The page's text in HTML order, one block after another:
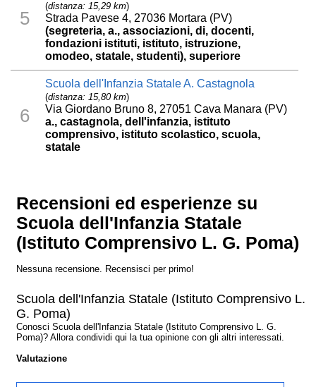
5
(distanza: 15,29 km)
Strada Pavese 4, 27036 Mortara (PV)
(segreteria, a., associazioni, di, docenti,
fondazioni istituti, istituto, istruzione,
omodeo, statale, studenti), superiore
6
Scuola dell'Infanzia Statale A. Castagnola
(distanza: 15,80 km)
Via Giordano Bruno 8, 27051 Cava Manara (PV)
a., castagnola, dell'infanzia, istituto
comprensivo, istituto scolastico, scuola,
statale
Recensioni ed esperienze su
Scuola dell'Infanzia Statale
(Istituto Comprensivo L. G. Poma)
Nessuna recensione. Recensisci per primo!
Scuola dell'Infanzia Statale (Istituto Comprensivo L.
G. Poma)
Conosci Scuola dell'Infanzia Statale (Istituto Comprensivo L. G.
Poma)? Allora condividi qui la tua opinione con gli altri interessati.
Valutazione